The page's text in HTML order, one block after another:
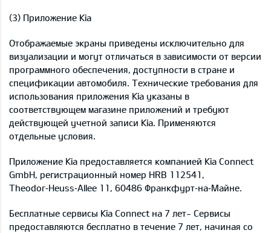
(3) Приложение Kia
Отображаемые экраны приведены исключительно для
визуализации и могут отличаться в зависимости от версии
программного обеспечения, доступности в стране и
спецификации автомобиля. Технические требования для
использования приложения Kia указаны в
соответствующем магазине приложений и требуют
действующей учетной записи Kia. Применяются
отдельные условия.
Приложение Kia предоставляется компанией Kia Connect
GmbH, регистрационный номер HRB 112541,
Theodor‑Heuss‑Allee 11, 60486 Франкфурт‑на‑Майне.
Бесплатные сервисы Kia Connect на 7 лет- Сервисы
предоставляются бесплатно в течение 7 лет, начиная со